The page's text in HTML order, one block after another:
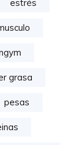
estrés
grasa
pesas